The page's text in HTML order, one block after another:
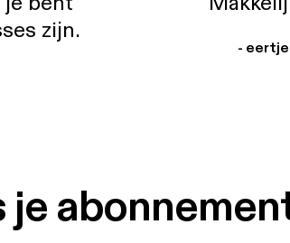
zijn.
-
je